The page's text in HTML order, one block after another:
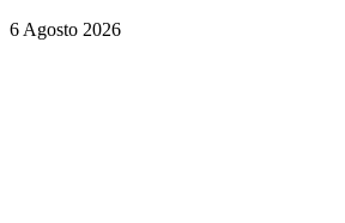
6 Agosto 2026